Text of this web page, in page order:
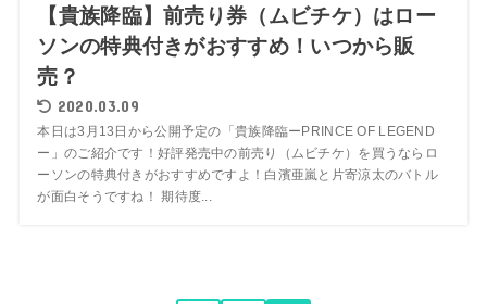
【貴族降臨】前売り券（ムビチケ）はロー
ソンの特典付きがおすすめ！いつから販
売？
2020.03.09
本日は3月13日から公開予定の「貴族降臨ーPRINCE OF LEGEND
ー」のご紹介です！好評発売中の前売り（ムビチケ）を買うならロ
ーソンの特典付きがおすすめですよ！白濱亜嵐と片寄涼太のバトル
が面白そうですね！ 期待度...